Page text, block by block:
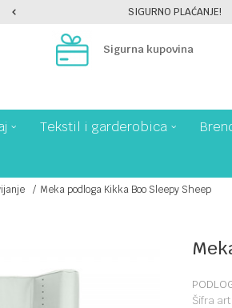
SIGURNO PLAĆANJE!
Sigurna kupovina
Tekstil i garderobica
Meka podloga Kikka Boo Sleepy Sheep
Šifra